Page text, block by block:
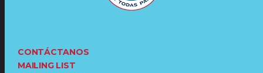
CONTÁCTANOS
MAILING LIST